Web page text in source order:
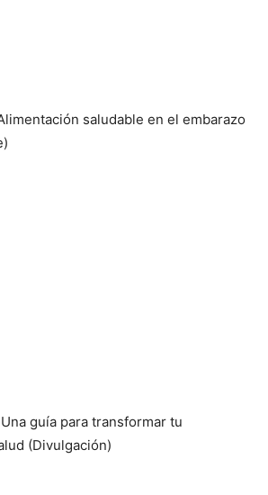
saludable en el embarazo
guía para transformar tu
(Divulgación)